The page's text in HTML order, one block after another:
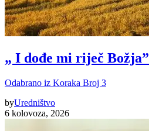
„ I dođe mi riječ Božja”
Odabrano iz Koraka Broj 3
byUredništvo
6 kolovoza, 2026